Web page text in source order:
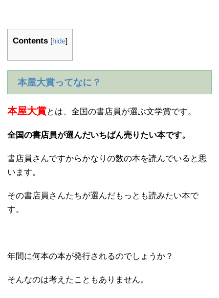
Contents [hide]
本屋大賞ってなに？
本屋大賞とは、全国の書店員が選ぶ文学賞です。
全国の書店員が選んだいちばん売りたい本です。
書店員さんですからかなりの数の本を読んでいると思
います。
その書店員さんたちが選んだもっとも読みたい本で
す。
年間に何本の本が発行されるのでしょうか？
そんなのは考えたこともありません。